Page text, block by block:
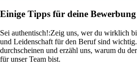
Einige Tipps für deine
Sei authentisch!:Zeig uns, wer du wirklich
und Leidenschaft für den Beruf sind
durchscheinen und erzähl uns, warum du
für unser Team bist.